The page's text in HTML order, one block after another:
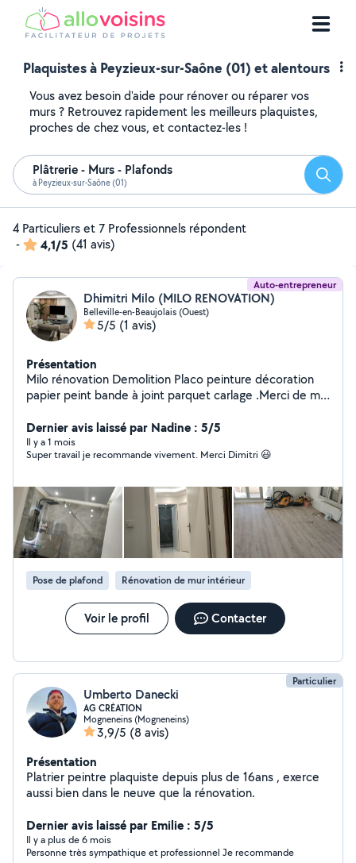
Plaquistes à Peyzieux-sur-Saône (01) et alentours
Vous avez besoin d'aide pour rénover ou réparer vos
murs ? Retrouvez rapidement les meilleurs plaquistes,
proches de chez vous, et contactez-les !
Plâtrerie - Murs - Plafonds
à Peyzieux-sur-Saône (01)
4 Particuliers et 7 Professionnels répondent
-
4,1/5 (41 avis)
Auto-entrepreneur
Dhimitri Milo (MILO RENOVATION)
Belleville-en-Beaujolais (Ouest)
5/5 (1 avis)
Présentation
Milo rénovation Demolition Placo peinture décoration
papier peint bande à joint parquet carlage .Merci de me
Dernier avis laissé par Nadine : 5/5
Il y a 1 mois
Super travail je recommande vivement. Merci Dimitri 😃
Pose de plafond Rénovation de mur intérieur
Voir le profil Contacter
Particulier
Umberto Danecki
AG CRÉATION
Mogneneins (Mogneneins)
3,9/5 (8 avis)
Présentation
Platrier peintre plaquiste depuis plus de 16ans , exerce
aussi bien dans le neuve que la rénovation.
Dernier avis laissé par Emilie : 5/5
Il y a plus de 6 mois
Personne très sympathique et professionnel Je recommande